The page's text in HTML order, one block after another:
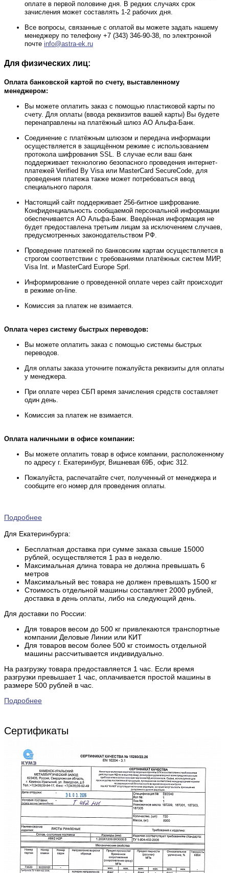
оплате в первой половине дня. В редких случаях срок
зачисления может составлять 1-2 рабочих дня.
Все вопросы, связанные с оплатой вы можете задать нашему
менеджеру по телефону +7 (343) 346-90-38, по электронной
почте info@astra-ek.ru
Для физических лиц:
Оплата банковской картой по счету, выставленному
менеджером:
Вы можете оплатить заказ с помощью пластиковой карты по
счету. Для оплаты (ввода реквизитов вашей карты) Вы будете
перенаправлены на платёжный шлюз АО Альфа-Банк.
Соединение с платёжным шлюзом и передача информации
осуществляется в защищённом режиме с использованием
протокола шифрования SSL. В случае если ваш банк
поддерживает технологию безопасного проведения интернет-
платежей Verified By Visa или MasterCard SecureCode, для
проведения платежа также может потребоваться ввод
специального пароля.
Настоящий сайт поддерживает 256-битное шифрование.
Конфиденциальность сообщаемой персональной информации
обеспечивается АО Альфа-Банк. Введённая информация не
будет предоставлена третьим лицам за исключением случаев,
предусмотренных законодательством РФ.
Проведение платежей по банковским картам осуществляется в
строгом соответствии с требованиями платёжных систем МИР,
Visa Int. и MasterCard Europe Sprl.
Информирование о проведенной оплате через сайт происходит
в режиме on-line.
Комиссия за платеж не взимается.
Оплата через систему быстрых переводов:
Вы можете оплатить заказ с помощью системы быстрых
переводов.
Для оплаты заказа уточните пожалуйста реквизиты для оплаты
у менеджера.
При оплате через СБП время зачисления средств составляет
один день.
Комиссия за платеж не взимается.
Оплата наличными в офисе компании:
Вы можете оплатить товар в офисе компании, расположенному
по адресу г. Екатеринбург, Вишневая 69Б, офис 312.
Пожалуйста, распечатайте счет, полученный от менеджера и
сообщите его номер для проведения оплаты.
Подробнее
Для Екатеринбурга:
Бесплатная доставка при сумме заказа свыше 15000
рублей, осуществляется 1 раз в неделю.
Максимальная длина товара не должна превышать 6
метров
Максимальный вес товара не должен превышать 1500 кг
Стоимость отдельной машины составляет 2000 рублей,
доставка в день оплаты, либо на следующий день.
Для доставки по России:
Для товаров весом до 500 кг привлекаются транспортные
компании Деловые Линии или КИТ
Для товаров весом более 500 кг стоимость отдельной
машины рассчитывается индивидуально.
На разгрузку товара предоставляется 1 час. Если время
разгрузки превышает 1 час, оплачивается простой машины в
размере 500 рублей в час.
Подробнее
Сертификаты